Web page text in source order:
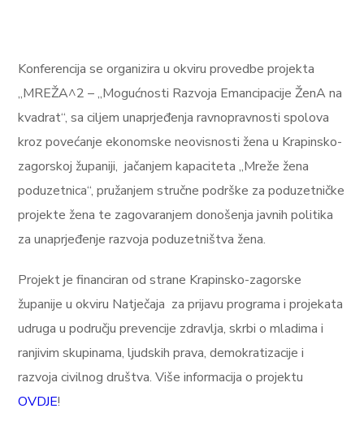
Konferencija se organizira u okviru provedbe projekta
„MREŽA^2 – „Mogućnosti Razvoja Emancipacije ŽenA na
kvadrat“, sa ciljem unaprjeđenja ravnopravnosti spolova
kroz povećanje ekonomske neovisnosti žena u Krapinsko-
zagorskoj županiji, jačanjem kapaciteta „Mreže žena
poduzetnica“, pružanjem stručne podrške za poduzetničke
projekte žena te zagovaranjem donošenja javnih politika
za unaprjeđenje razvoja poduzetništva žena.
Projekt je financiran od strane Krapinsko-zagorske
županije u okviru Natječaja za prijavu programa i projekata
udruga u području prevencije zdravlja, skrbi o mladima i
ranjivim skupinama, ljudskih prava, demokratizacije i
razvoja civilnog društva. Više informacija o projektu
OVDJE!